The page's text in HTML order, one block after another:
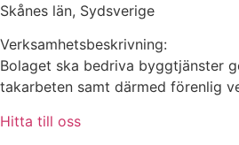
Skånes län, Sydsverige
Verksamhetsbeskrivning:
Bolaget ska bedriva byggtjänster
takarbeten samt därmed förenlig
Hitta till oss